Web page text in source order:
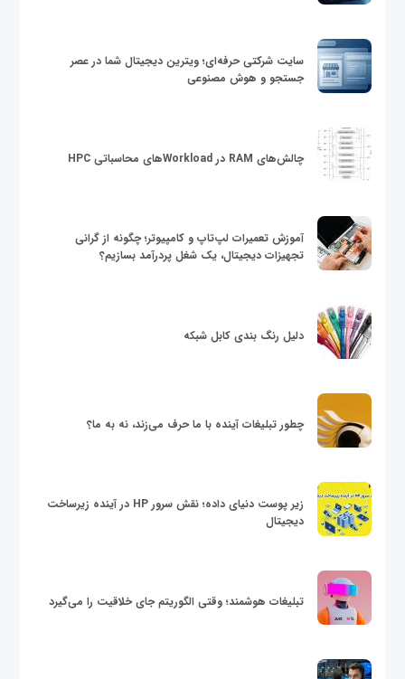
سایت شرکتی حرفه‌ای؛ ویترین دیجیتال شما در عصر
جستجو و هوش مصنوعی
چالش‌های RAM در Workloadهای محاسباتی HPC
آموزش تعمیرات لپ‌تاپ و کامپیوتر؛ چگونه از گرانی
تجهیزات دیجیتال، یک شغل پردرآمد بسازیم؟
دلیل رنگ بندی کابل شبکه
چطور تبلیغات آینده با ما حرف می‌زند، نه به ما؟
زیر پوست دنیای داده؛ نقش سرور HP در آینده زیرساخت
دیجیتال
تبلیغات هوشمند؛ وقتی الگوریتم جای خلاقیت را می‌گیرد